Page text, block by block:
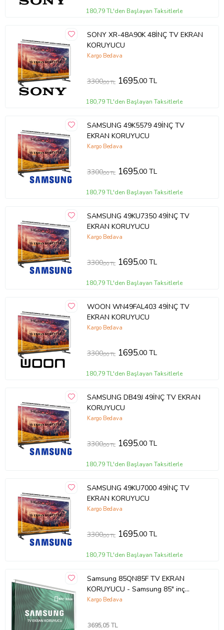
180,79 TL'den Başlayan Taksitlerle
SONY XR-48A90K 48İNÇ TV EKRAN
KORUYUCU
Kargo Bedava
3300,00 TL 1695,00 TL
180,79 TL'den Başlayan Taksitlerle
SAMSUNG 49K5579 49İNÇ TV
EKRAN KORUYUCU
Kargo Bedava
3300,00 TL 1695,00 TL
180,79 TL'den Başlayan Taksitlerle
SAMSUNG 49KU7350 49İNÇ TV
EKRAN KORUYUCU
Kargo Bedava
3300,00 TL 1695,00 TL
180,79 TL'den Başlayan Taksitlerle
WOON WN49FAL403 49İNÇ TV
EKRAN KORUYUCU
Kargo Bedava
3300,00 TL 1695,00 TL
180,79 TL'den Başlayan Taksitlerle
SAMSUNG DB49J 49İNÇ TV EKRAN
KORUYUCU
Kargo Bedava
3300,00 TL 1695,00 TL
180,79 TL'den Başlayan Taksitlerle
SAMSUNG 49KU7000 49İNÇ TV
EKRAN KORUYUCU
Kargo Bedava
3300,00 TL 1695,00 TL
180,79 TL'den Başlayan Taksitlerle
Samsung 85QN85F TV EKRAN
KORUYUCU - Samsung 85" inç
214cm 216 Ekran Tv ekran Koruyucu
Kargo Bedava
3695,05 TL